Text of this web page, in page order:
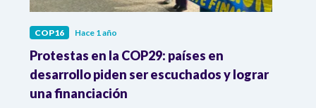
COP16 Hace 1 año
Protestas en la COP29: países en
desarrollo piden ser escuchados y lograr
una financiación